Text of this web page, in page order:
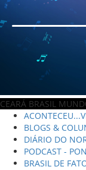
CEARÁ BRASIL
BLOGS &
DIÁRIO DO
PODCAST -
BRASIL DE